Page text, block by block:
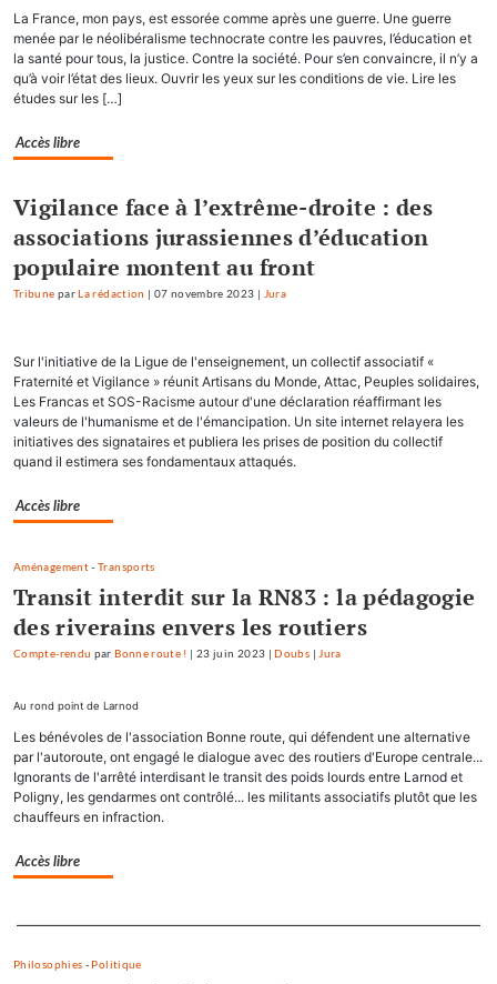
La France, mon pays, est essorée comme après une guerre. Une guerre
menée par le néolibéralisme technocrate contre les pauvres, l’éducation et
la santé pour tous, la justice. Contre la société. Pour s’en convaincre, il n’y a
qu’à voir l’état des lieux. Ouvrir les yeux sur les conditions de vie. Lire les
études sur les […]
Accès libre
Vigilance face à l’extrême-droite : des
associations jurassiennes d’éducation
populaire montent au front
Tribune parLa rédaction | 07 novembre 2023 | Jura
Sur l'initiative de la Ligue de l'enseignement, un collectif associatif «
Fraternité et Vigilance » réunit Artisans du Monde, Attac, Peuples solidaires,
Les Francas et SOS-Racisme autour d'une déclaration réaffirmant les
valeurs de l'humanisme et de l'émancipation. Un site internet relayera les
initiatives des signataires et publiera les prises de position du collectif
quand il estimera ses fondamentaux attaqués.
Accès libre
Aménagement-Transports
Transit interdit sur la RN83 : la pédagogie
des riverains envers les routiers
Compte-rendu parBonne route ! | 23 juin 2023 |Doubs | Jura
Au rond point de Larnod
Les bénévoles de l'association Bonne route, qui défendent une alternative
par l'autoroute, ont engagé le dialogue avec des routiers d'Europe centrale...
Ignorants de l'arrêté interdisant le transit des poids lourds entre Larnod et
Poligny, les gendarmes ont contrôlé... les militants associatifs plutôt que les
chauffeurs en infraction.
Accès libre
Philosophies - Politique